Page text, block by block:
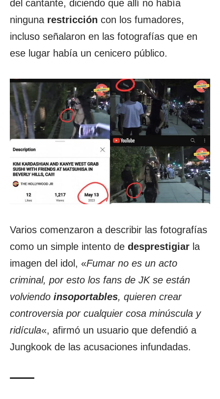
del cantante, diciendo que allí no había
ninguna restricción con los fumadores,
incluso señalaron en las fotografías que en
ese lugar había un cenicero público.
Varios comenzaron a describir las fotografías
como un simple intento de desprestigiar la
imagen del idol, «Fumar no es un acto
criminal, por esto los fans de JK se están
volviendo insoportables, quieren crear
controversia por cualquier cosa minúscula y
ridícula«, afirmó un usuario que defendió a
Jungkook de las acusaciones infundadas.